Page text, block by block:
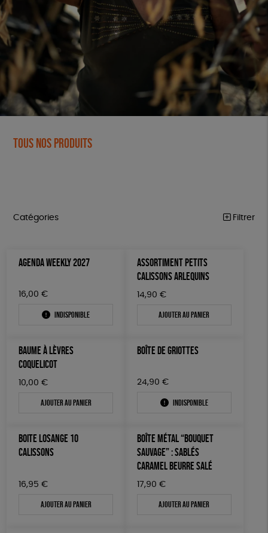
Tous nos produits
Catégories Filtrer
MAISON
ACCESSOIRES
PAPETERIE
LIVRES
TOUT
Par défaut
Nouveauté
Prix : du - cher au + cher
Disponibilité
50 € - 100 €
150 € - 200 €
Plus de 200€
Couleur
Mots clés
Fabrication artisanale
Fabriqué en Espagne GOTS
Fabriqué en France Agriculture Biologique
AGENDA WEEKLY 2027
16,00 €
Indisponible
ASSORTIMENT PETITS
CALISSONS ARLEQUINS
14,90 €
Ajouter au panier
BAUME À LÈVRES
COQUELICOT
10,00 €
Ajouter au panier
BOÎTE DE GRIOTTES
24,90 €
Indisponible
BOITE LOSANGE 10
CALISSONS
16,95 €
Ajouter au panier
BOÎTE MÉTAL “BOUQUET
SAUVAGE” : SABLÉS
CARAMEL BEURRE SALÉ
17,90 €
Ajouter au panier